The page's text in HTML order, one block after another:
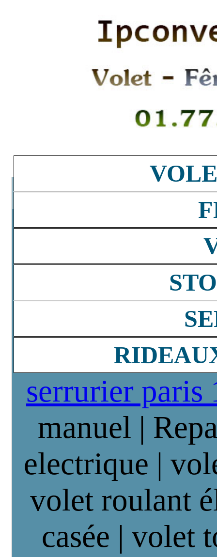
serrurier paris
manuel |
electrique |
volet roulant
casée | volet